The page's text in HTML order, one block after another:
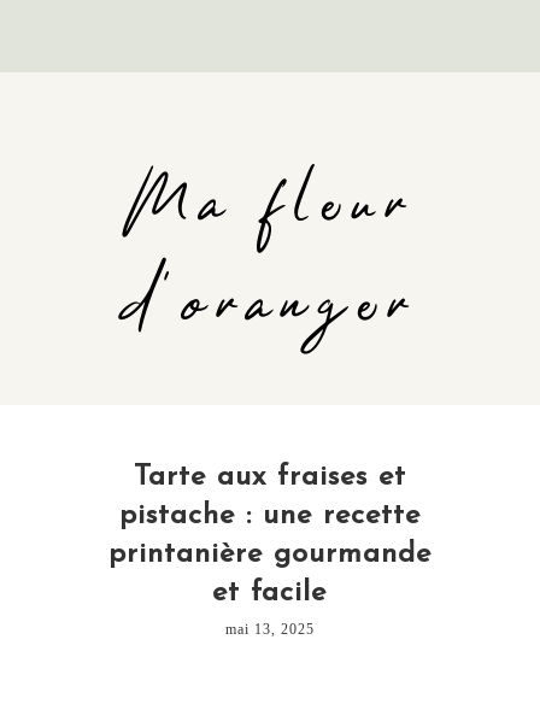
Ma fleur
d'oranger
Tarte aux fraises et
pistache : une recette
printanière gourmande
et facile
mai 13, 2025